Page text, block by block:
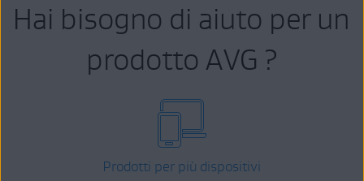
Hai bisogno di aiuto per un
prodotto AVG ?
Prodotti per più dispositivi